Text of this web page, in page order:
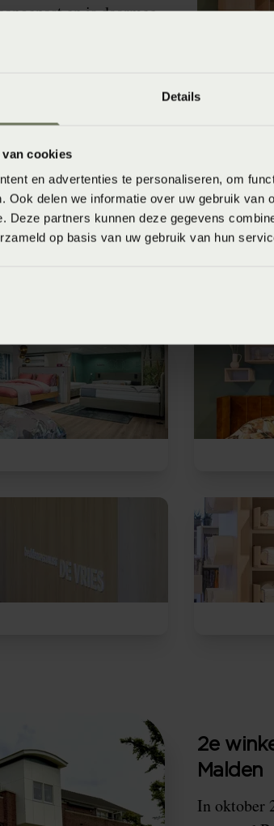
Details
cookies
en advertenties te personaliseren, om
Ook delen we informatie over uw gebruik van
Deze partners kunnen deze gegevens
op basis van uw gebruik van hun
en is daarmee
klanten.
de prachtige
staan altijd voor je
2e
Malden
In oktober